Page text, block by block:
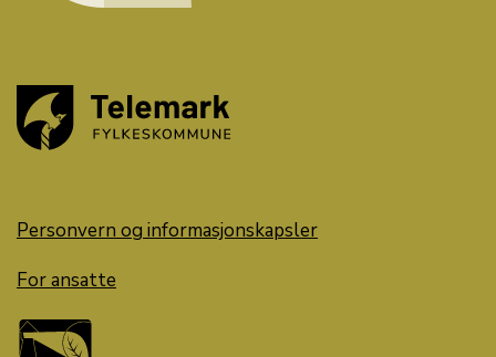
Personvern og informasjonskapsler
For ansatte